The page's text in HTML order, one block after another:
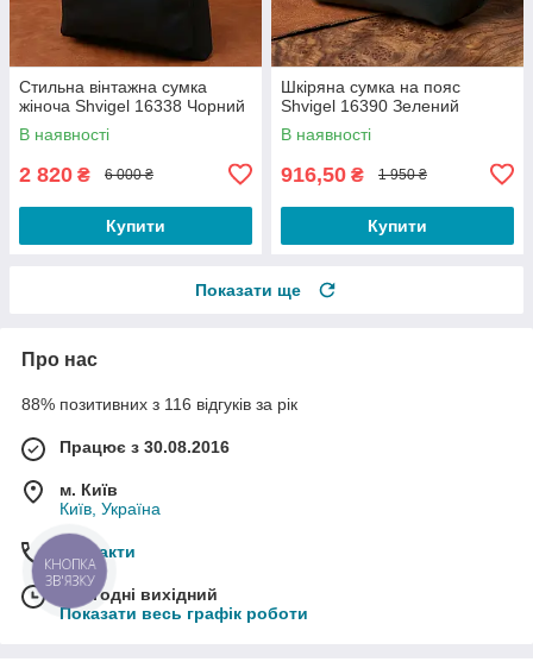
Стильна вінтажна сумка
жіноча Shvigel 16338 Чорний
В наявності
2 820 ₴ 6 000 ₴
Купити
Шкіряна сумка на пояс
Shvigel 16390 Зелений
В наявності
916,50 ₴ 1 950 ₴
Купити
Показати ще
Про нас
88% позитивних з 116 відгуків за рік
Працює з 30.08.2016
м. Київ
Київ, Україна
Контакти
Сьогодні вихідний
Показати весь графік роботи
КНОПКА
ЗВ'ЯЗКУ